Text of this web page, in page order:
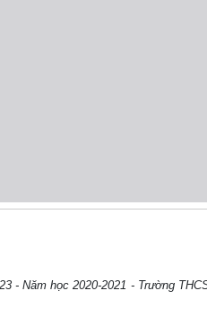
- Năm học 2020-2021 - Trường